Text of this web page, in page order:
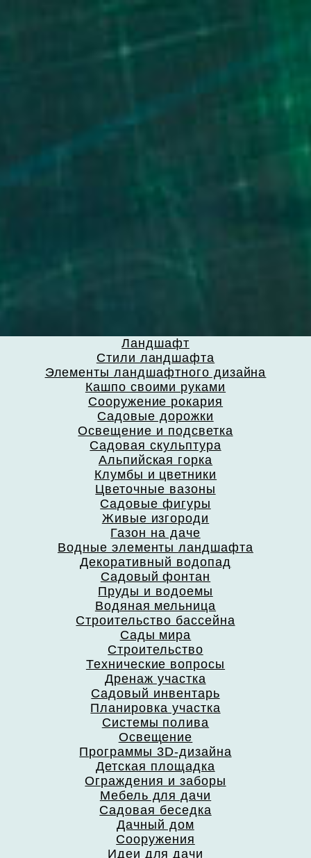
Ландшафт
Стили ландшафта
Элементы ландшафтного дизайна
Кашпо своими руками
Сооружение рокария
Садовые дорожки
Освещение и подсветка
Садовая скульптура
Альпийская горка
Клумбы и цветники
Цветочные вазоны
Садовые фигуры
Живые изгороди
Газон на даче
Водные элементы ландшафта
Декоративный водопад
Садовый фонтан
Пруды и водоемы
Водяная мельница
Строительство бассейна
Сады мира
Строительство
Технические вопросы
Дренаж участка
Садовый инвентарь
Планировка участка
Системы полива
Освещение
Программы 3D-дизайна
Детская площадка
Ограждения и заборы
Мебель для дачи
Садовая беседка
Дачный дом
Сооружения
Идеи для дачи